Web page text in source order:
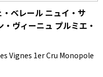
ベレール ニュイ・サ
ヴィーニュ プルミエ・
Vignes 1er Cru Monopole